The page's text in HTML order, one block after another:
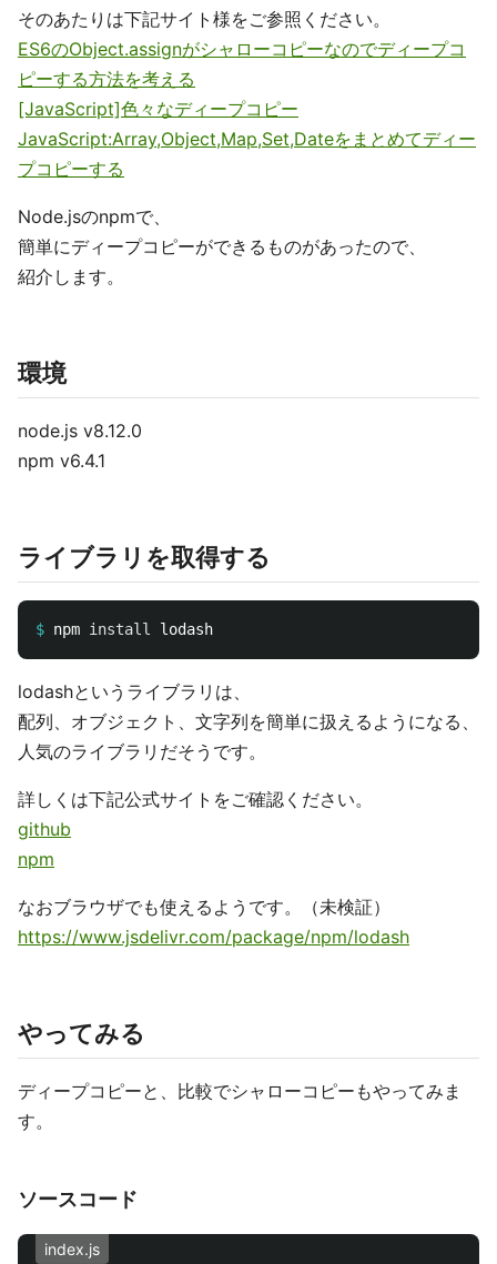
そのあたりは下記サイト様をご参照ください。
ES6のObject.assignがシャローコピーなのでディープコ
ピーする方法を考える
[JavaScript]色々なディープコピー
JavaScript:Array,Object,Map,Set,Dateをまとめてディー
プコピーする
Node.jsのnpmで、
簡単にディープコピーができるものがあったので、
紹介します。
環境
node.js v8.12.0
npm v6.4.1
ライブラリを取得する
$ npm install
lodashというライブラリは、
配列、オブジェクト、文字列を簡単に扱えるようになる、
人気のライブラリだそうです。
詳しくは下記公式サイトをご確認ください。
github
npm
なおブラウザでも使えるようです。（未検証）
https://www.jsdelivr.com/package/npm/lodash
やってみる
ディープコピーと、比較でシャローコピーもやってみま
す。
ソースコード
index.js